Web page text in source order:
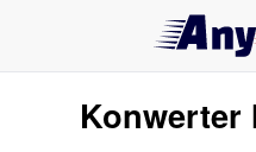
Konwerter